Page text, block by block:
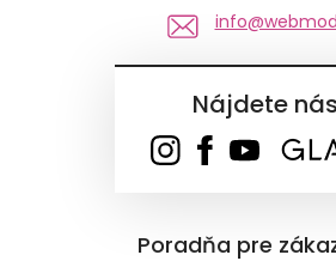
Nájdete
Poradňa pre